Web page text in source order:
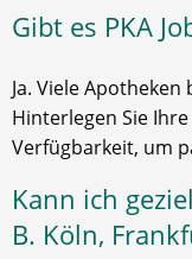
Gibt es PKA
Ja. Viele
Hinterlegen Sie
Verfügbarkeit, um
Kann ich
B. Köln,